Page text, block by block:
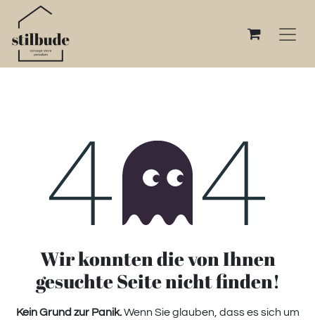
Fehler 404
Wir konnten die von Ihnen
gesuchte Seite nicht finden!
Kein Grund zur Panik.Wenn Sie glauben, dass es sich um